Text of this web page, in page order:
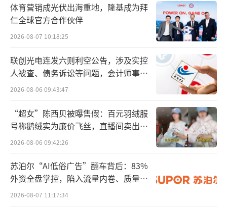
为LV本身就不是面向大众消费者的品牌，千元
的定价也属合理。
就布局美妆生意，北京商报记者对LV母公
司LVMH集团进行采访，但截至发稿未收到回
复。不过根据媒体报道，LV官方对外表示产品
在美妆资深评论人、美云空间电商创始人
白云虎看来，LVMH为全球顶级的奢侈品集团，
企业定位和战略价值决定了产品的价格。LV美
妆产品的目标消费用户更倾向于LVMH的忠诚用
户和对品牌品质有强烈认同的部分用户，未必
体育营销成光伏出海重地，隆基成为拜
仁全球官方合作伙伴
2026-08-07 10:18:25
联创光电连发六则利空公告，涉及实控
人被查、债务诉讼等问题，会计师事务
所曾出具“保留意见”
2026-08-06 09:43:47
“超女”陈西贝被曝售假：百元羽绒服
号称鹅绒实为廉价飞丝，直播间卖出超
百万元
2026-08-06 09:42:26
苏泊尔“AI低俗广告”翻车背后：83%
外资全盘掌控，陷入流量内卷、质量频
发的负循环
2026-08-07 11:17:34